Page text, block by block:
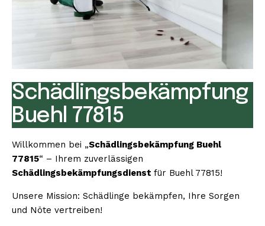
Schädlingsbekämpfung
Buehl 77815
Willkommen bei „Schädlingsbekämpfung Buehl
77815“ – Ihrem zuverlässigen
Schädlingsbekämpfungsdienst für Buehl 77815!
Unsere Mission: Schädlinge bekämpfen, Ihre Sorgen
und Nöte vertreiben!